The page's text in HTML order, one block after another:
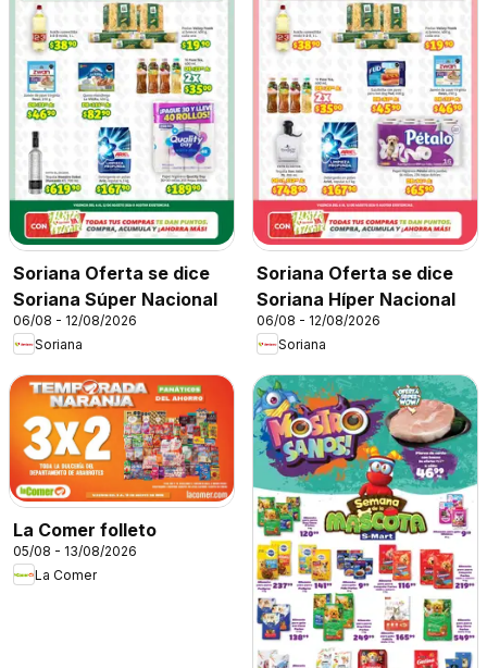
Soriana Oferta se dice
Soriana Súper Nacional
06/08 - 12/08/2026
Soriana
Soriana Oferta se dice
Soriana Híper Nacional
06/08 - 12/08/2026
Soriana
La Comer folleto
05/08 - 13/08/2026
La Comer